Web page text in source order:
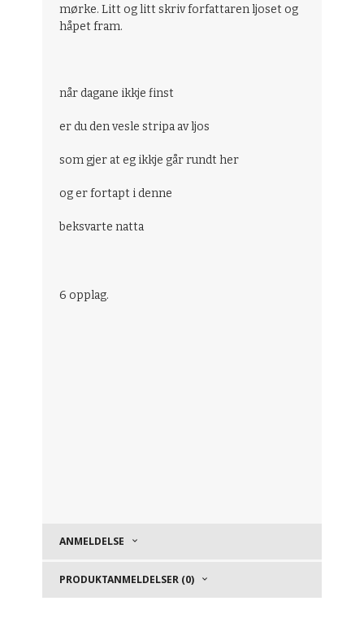
mørke. Litt og litt skriv forfattaren ljoset og
håpet fram.
når dagane ikkje finst
er du den vesle stripa av ljos
som gjer at eg ikkje går rundt her
og er fortapt i denne
beksvarte natta
6 opplag.
ANMELDELSE
PRODUKTANMELDELSER (0)